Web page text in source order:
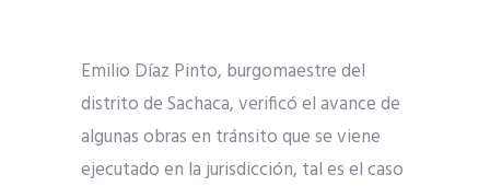
Emilio Díaz Pinto, burgomaestre del
distrito de Sachaca, verificó el avance de
algunas obras en tránsito que se viene
ejecutado en la jurisdicción, tal es el caso